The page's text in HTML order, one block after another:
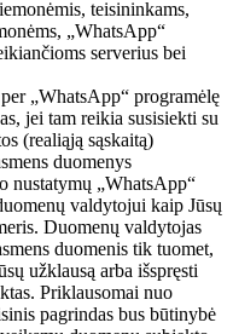
teisininkams,
„WhatsApp“
serverius bei
„WhatsApp“ programėlę
jei tam reikia susisiekti su
(realiąją sąskaitą)
duomenys
nustatymų „WhatsApp“
valdytojui kaip Jūsų
Duomenų valdytojas
duomenis tik tuomet,
užklausą arba išspręsti
Priklausomai nuo
pagrindas bus būtinybė